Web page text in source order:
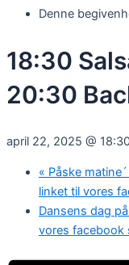
Denne
18:30
20:30
april 22, 2025 @
« Påske
linket til vores
Dansens dag
vores facebook